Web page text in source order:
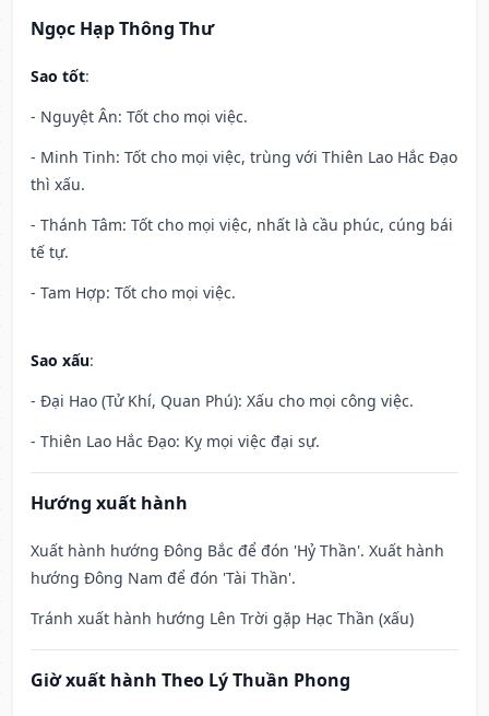
Ngọc Hạp Thông Thư
Sao tốt:
- Nguyệt Ân: Tốt cho mọi việc.
- Minh Tinh: Tốt cho mọi việc, trùng với Thiên Lao Hắc Đạo
thì xấu.
- Thánh Tâm: Tốt cho mọi việc, nhất là cầu phúc, cúng bái
tế tự.
- Tam Hợp: Tốt cho mọi việc.
Sao xấu:
- Đại Hao (Tử Khí, Quan Phú): Xấu cho mọi công việc.
- Thiên Lao Hắc Đạo: Kỵ mọi việc đại sự.
Hướng xuất hành
Xuất hành hướng Đông Bắc để đón 'Hỷ Thần'. Xuất hành
hướng Đông Nam để đón 'Tài Thần'.
Tránh xuất hành hướng Lên Trời gặp Hạc Thần (xấu)
Giờ xuất hành Theo Lý Thuần Phong